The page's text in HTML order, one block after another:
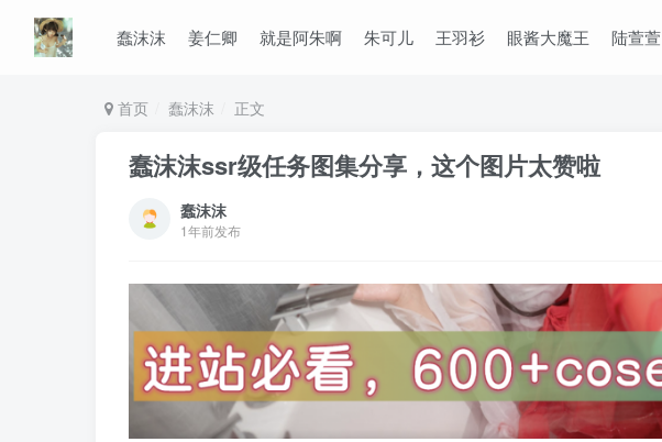
蠢沫沫 姜仁卿 就是阿朱啊 朱可儿 王羽衫 眼酱大魔王 陆萱萱
首页 蠢沫沫 正文
蠢沫沫ssr级任务图集分享，这个图片太赞啦
蠢沫沫
1年前发布